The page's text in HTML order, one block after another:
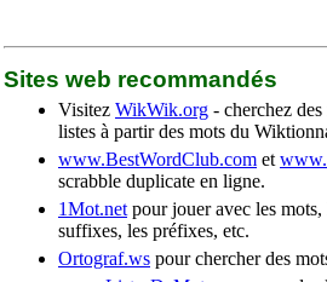
Sites web recommandés
Visitez WikWik.org - cherchez
listes à partir des mots du
www.BestWordClub.com et
scrabble duplicate en ligne.
1Mot.net pour jouer avec les mots,
suffixes, les préfixes, etc.
Ortograf.ws pour chercher des